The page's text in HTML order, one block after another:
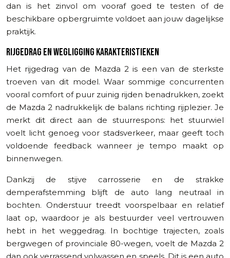
dan is het zinvol om vooraf goed te testen of de
beschikbare opbergruimte voldoet aan jouw dagelijkse
praktijk.
RIJGEDRAG EN WEGLIGGING KARAKTERISTIEKEN
Het rijgedrag van de Mazda 2 is een van de sterkste
troeven van dit model. Waar sommige concurrenten
vooral comfort of puur zuinig rijden benadrukken, zoekt
de Mazda 2 nadrukkelijk de balans richting rijplezier. Je
merkt dit direct aan de stuurrespons: het stuurwiel
voelt licht genoeg voor stadsverkeer, maar geeft toch
voldoende feedback wanneer je tempo maakt op
binnenwegen.
Dankzij de stijve carrosserie en de strakke
demperafstemming blijft de auto lang neutraal in
bochten. Onderstuur treedt voorspelbaar en relatief
laat op, waardoor je als bestuurder veel vertrouwen
hebt in het weggedrag. In bochtige trajecten, zoals
bergwegen of provinciale 80-wegen, voelt de Mazda 2